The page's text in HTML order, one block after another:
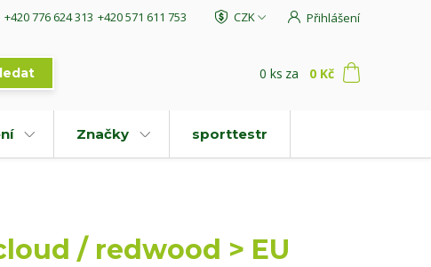
CZK Přihlášení
+420 776 624 313 +420 571 611 753
0 ks za 0 Kč
Značky sporttestr
/ redwood > EU